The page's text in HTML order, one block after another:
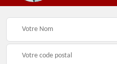
62 Pas-de-Calais